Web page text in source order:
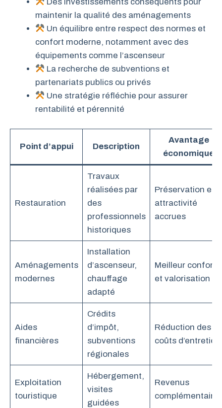
Des investissements conséquents pour
maintenir la qualité des aménagements
Un équilibre entre respect des normes et
confort moderne, notamment avec des
équipements comme l’ascenseur
La recherche de subventions et
partenariats publics ou privés
Une stratégie réfléchie pour assurer
rentabilité et pérennité
Point d’appui Description
Avantage
économique
Restauration
Travaux
réalisées par
des
professionnels
historiques
Préservation et
attractivité
accrues
Aménagements
modernes
Installation
d’ascenseur,
chauffage
adapté
Meilleur confort
et valorisation
Aides
financières
Crédits
d’impôt,
subventions
régionales
Réduction des
coûts d’entretien
Exploitation
touristique
Hébergement,
visites
guidées
Revenus